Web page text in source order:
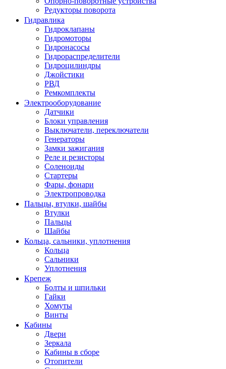
Редукторы поворота
Гидравлика
Гидроклапаны
Гидромоторы
Гидронасосы
Гидрораспределители
Гидроцилиндры
Джойстики
РВД
Ремкомплекты
Электрооборудование
Датчики
Блоки управления
Выключатели, переключатели
Генераторы
Замки зажигания
Реле и резисторы
Соленоиды
Стартеры
Фары, фонари
Электропроводка
Пальцы, втулки, шайбы
Втулки
Пальцы
Шайбы
Кольца, сальники, уплотнения
Кольца
Сальники
Уплотнения
Крепеж
Болты и шпильки
Гайки
Хомуты
Винты
Кабины
Двери
Зеркала
Кабины в сборе
Отопители